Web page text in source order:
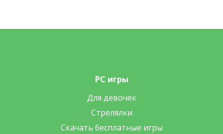
PC игры
Для девочек
Стрелялки
Скачать бесплатные игры